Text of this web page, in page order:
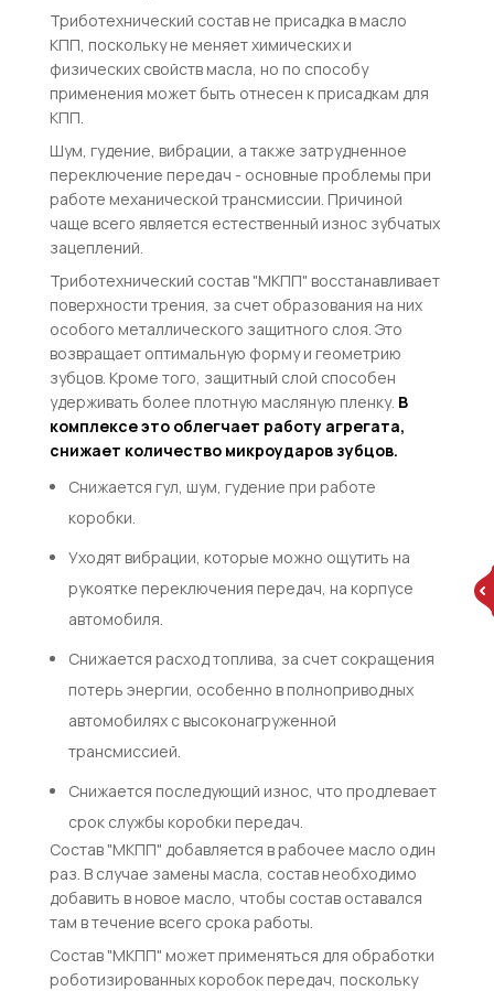
Триботехнический состав не присадка в масло
КПП, поскольку не меняет химических и
физических свойств масла, но по способу
применения может быть отнесен к присадкам для
КПП.
Шум, гудение, вибрации, а также затрудненное
переключение передач - основные проблемы при
работе механической трансмиссии. Причиной
чаще всего является естественный износ зубчатых
зацеплений.
Триботехнический состав "МКПП" восстанавливает
поверхности трения, за счет образования на них
особого металлического защитного слоя. Это
возвращает оптимальную форму и геометрию
зубцов. Кроме того, защитный слой способен
удерживать более плотную масляную пленку. В
комплексе это облегчает работу агрегата,
снижает количество микроударов зубцов.
Снижается гул, шум, гудение при работе
коробки.
Уходят вибрации, которые можно ощутить на
рукоятке переключения передач, на корпусе
автомобиля.
Снижается расход топлива, за счет сокращения
потерь энергии, особенно в полноприводных
автомобилях с высоконагруженной
трансмиссией.
Снижается последующий износ, что продлевает
срок службы коробки передач.
Состав "МКПП" добавляется в рабочее масло один
раз. В случае замены масла, состав необходимо
добавить в новое масло, чтобы состав оставался
там в течение всего срока работы.
Состав "МКПП" может применяться для обработки
роботизированных коробок передач, поскольку